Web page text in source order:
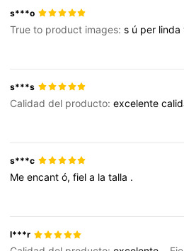
s***o
True to product images:s ú per linda
s***s
Calidad del producto:excelente
s***c
Meencantó,fiela latalla .
l***r